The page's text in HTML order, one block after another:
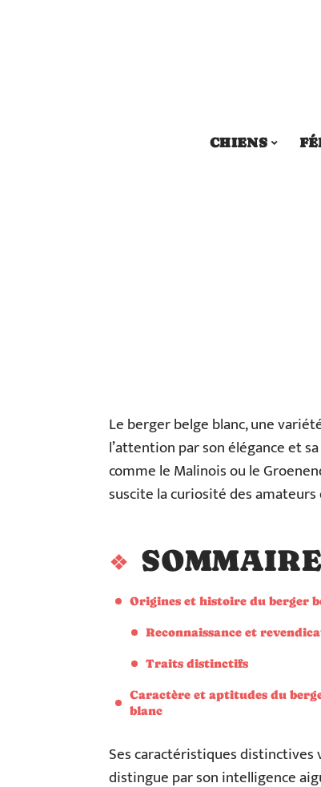
CHIENS
Le berger belge blanc, une
l’attention par son élégance et
comme le Malinois ou le
suscite la curiosité des amateurs
SOMMAIRE
Origines et histoire du berger
Reconnaissance et
Traits distinctifs
Caractère et aptitudes du
blanc
Ses caractéristiques distinctives
distingue par son intelligence